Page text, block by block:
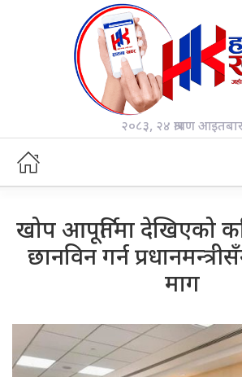
२०८३, २४ श्रावण
खोप आपूर्तिमा देखिएको
छानविन गर्न
माग